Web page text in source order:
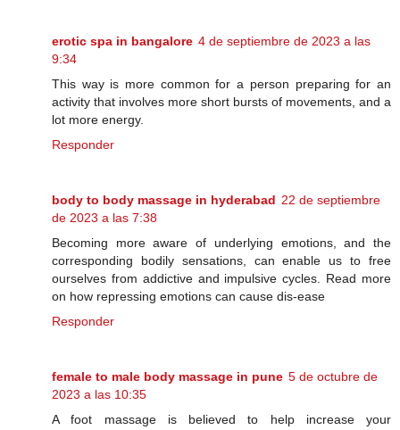
erotic spa in bangalore 4 de septiembre de 2023 a las
9:34
This way is more common for a person preparing for an
activity that involves more short bursts of movements, and a
lot more energy.
Responder
body to body massage in hyderabad 22 de septiembre
de 2023 a las 7:38
Becoming more aware of underlying emotions, and the
corresponding bodily sensations, can enable us to free
ourselves from addictive and impulsive cycles. Read more
on how repressing emotions can cause dis-ease
Responder
female to male body massage in pune 5 de octubre de
2023 a las 10:35
A foot massage is believed to help increase your